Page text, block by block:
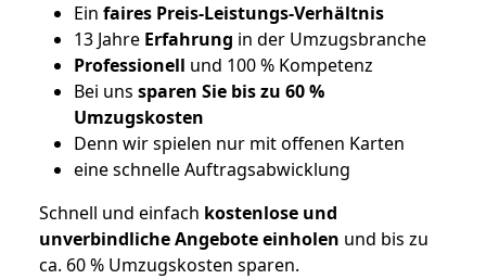
Ein faires Preis-Leistungs-Verhältnis
13 Jahre Erfahrung in der Umzugsbranche
Professionell und 100 % Kompetenz
Bei uns sparen Sie bis zu 60 %
Umzugskosten
Denn wir spielen nur mit offenen Karten
eine schnelle Auftragsabwicklung
Schnell und einfach kostenlose und
unverbindliche Angebote einholen und bis zu
ca. 60 % Umzugskosten sparen.